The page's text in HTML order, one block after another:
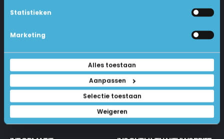
Statistieken
Marketing
Alles toestaan
Aanpassen
Selectie toestaan
Weigeren
1231 KH Loosdrecht
035-6284312
info@laptops4all.nl
Veel Gestelde Vragen
Algemene Voorwaarden
Privacy Beleid